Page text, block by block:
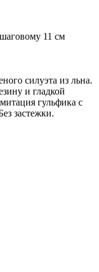
11 см
силуэта из льна.
и гладкой
гульфика с
застежки.